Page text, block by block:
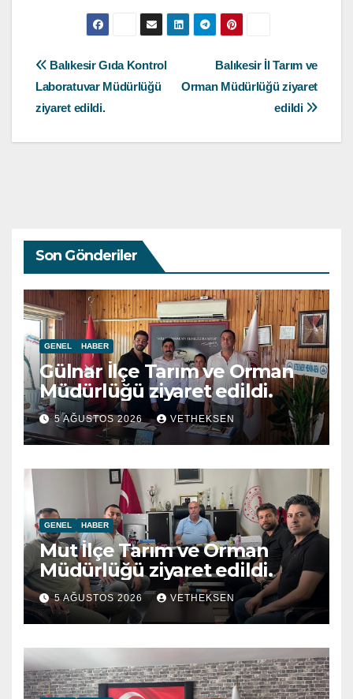
Yazı
gezinmesi
Balıkesir İl Tarım ve
Orman Müdürlüğü ziyaret
edildi
Balıkesir Gıda Kontrol
Laboratuvar Müdürlüğü
ziyaret edildi.
Son Gönderiler
GENEL HABER
Gülnar İlçe Tarım ve Orman
Müdürlüğü ziyaret edildi.
5 AĞUSTOS 2026 VETHEKSEN
GENEL HABER
Mut İlçe Tarım ve Orman
Müdürlüğü ziyaret edildi.
5 AĞUSTOS 2026 VETHEKSEN